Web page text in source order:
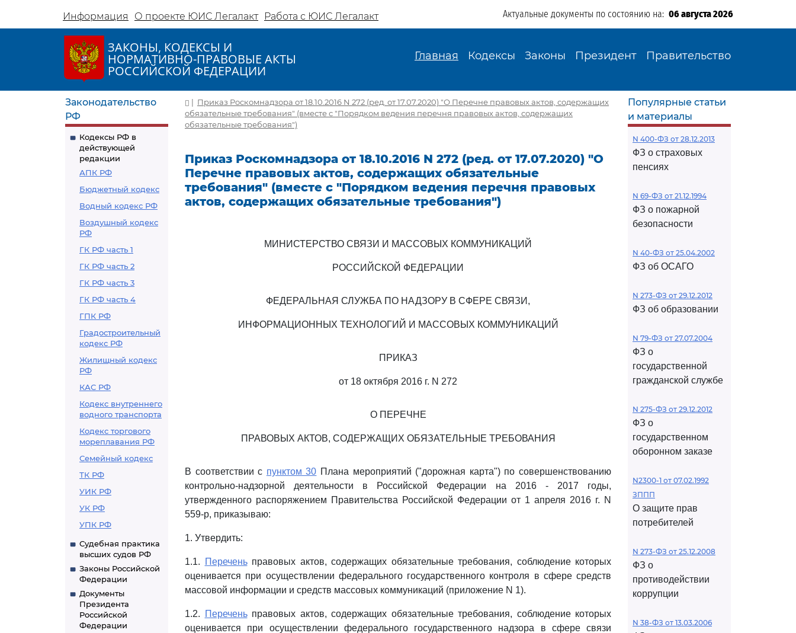
Информация О проекте ЮИС Легалакт Работа с ЮИС Легалакт Актуальные документы по состоянию на: 06 августа 2026
ЗАКОНЫ, КОДЕКСЫ И
НОРМАТИВНО-ПРАВОВЫЕ АКТЫ
РОССИЙСКОЙ ФЕДЕРАЦИИ
Главная Кодексы Законы Президент Правительство
Законодательство
РФ
Кодексы РФ в
действующей
редакции
АПК РФ
Бюджетный кодекс
Водный кодекс РФ
Воздушный кодекс
РФ
ГК РФ часть 1
ГК РФ часть 2
ГК РФ часть 3
ГК РФ часть 4
ГПК РФ
Градостроительный
кодекс РФ
Жилищный кодекс
РФ
КАС РФ
Кодекс внутреннего
водного транспорта
Кодекс торгового
мореплавания РФ
Семейный кодекс
ТК РФ
УИК РФ
УК РФ
УПК РФ
Судебная практика
высших судов РФ
Законы Российской
Федерации
Документы
Президента
Российской
Федерации
| Приказ Роскомнадзора от 18.10.2016 N 272 (ред. от 17.07.2020) "О Перечне правовых актов, содержащих
обязательные требования" (вместе с "Порядком ведения перечня правовых актов, содержащих
обязательные требования")
Приказ Роскомнадзора от 18.10.2016 N 272 (ред. от 17.07.2020) "О
Перечне правовых актов, содержащих обязательные
требования" (вместе с "Порядком ведения перечня правовых
актов, содержащих обязательные требования")
МИНИСТЕРСТВО СВЯЗИ И МАССОВЫХ КОММУНИКАЦИЙ
РОССИЙСКОЙ ФЕДЕРАЦИИ
ФЕДЕРАЛЬНАЯ СЛУЖБА ПО НАДЗОРУ В СФЕРЕ СВЯЗИ,
ИНФОРМАЦИОННЫХ ТЕХНОЛОГИЙ И МАССОВЫХ КОММУНИКАЦИЙ
ПРИКАЗ
от 18 октября 2016 г. N 272
О ПЕРЕЧНЕ
ПРАВОВЫХ АКТОВ, СОДЕРЖАЩИХ ОБЯЗАТЕЛЬНЫЕ ТРЕБОВАНИЯ
В соответствии с пунктом 30 Плана мероприятий ("дорожная карта") по совершенствованию
контрольно-надзорной деятельности в Российской Федерации на 2016 - 2017 годы,
утвержденного распоряжением Правительства Российской Федерации от 1 апреля 2016 г. N
559-р, приказываю:
1. Утвердить:
1.1. Переченьправовых актов, содержащих обязательные требования, соблюдение которых
оценивается при осуществлении федерального государственного контроля в сфере средств
массовой информации и средств массовых коммуникаций (приложение N 1).
1.2. Переченьправовых актов, содержащих обязательные требования, соблюдение которых
оценивается при осуществлении федерального государственного надзора в сфере связи
Популярные статьи
и материалы
N 400-ФЗ от 28.12.2013
ФЗ о страховых
пенсиях
N 69-ФЗ от 21.12.1994
ФЗ о пожарной
безопасности
N 40-ФЗ от 25.04.2002
ФЗ об ОСАГО
N 273-ФЗ от 29.12.2012
ФЗ об образовании
N 79-ФЗ от 27.07.2004
ФЗ о
государственной
гражданской службе
N 275-ФЗ от 29.12.2012
ФЗ о
государственном
оборонном заказе
N2300-1 от 07.02.1992
ЗППП
О защите прав
потребителей
N 273-ФЗ от 25.12.2008
ФЗ о
противодействии
коррупции
N 38-ФЗ от 13.03.2006